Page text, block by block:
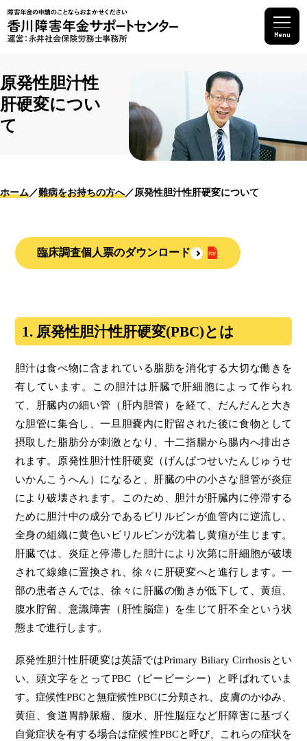
Menu
原発性胆汁性
肝硬変につい
て
ホーム 難病をお持ちの方へ 原発性胆汁性肝硬変について
臨床調査個人票のダウンロード
1. 原発性胆汁性肝硬変(PBC)とは
胆汁は食べ物に含まれている脂肪を消化する大切な働きを
有しています。この胆汁は肝臓で肝細胞によって作られ
て、肝臓内の細い管（肝内胆管）を経て、だんだんと大き
な胆管に集合し、一旦胆嚢内に貯留された後に食物として
摂取した脂肪分が刺激となり、十二指腸から腸内へ排出さ
れます。原発性胆汁性肝硬変（げんぱつせいたんじゅうせ
いかんこうへん）になると、肝臓の中の小さな胆管が炎症
により破壊されます。このため、胆汁が肝臓内に停滞する
ために胆汁中の成分であるビリルビンが血管内に逆流し、
全身の組織に黄色いビリルビンが沈着し黄疸が生じます。
肝臓では、炎症と停滞した胆汁により次第に肝細胞が破壊
されて線維に置換され、徐々に肝硬変へと進行します。一
部の患者さんでは、徐々に肝臓の働きが低下して、黄疸、
腹水貯留、意識障害（肝性脳症）を生じて肝不全という状
態まで進行します。
原発性胆汁性肝硬変は英語ではPrimary Biliary Cirrhosisとい
い、頭文字をとってPBC（ピービーシー）と呼ばれていま
す。症候性PBCと無症候性PBCに分頬され、皮膚のかゆみ、
黄疸、食道胃静脈瘤、腹水、肝性脳症など肝障害に基づく
自覚症状を有する場合は症候性PBCと呼び、これらの症状を